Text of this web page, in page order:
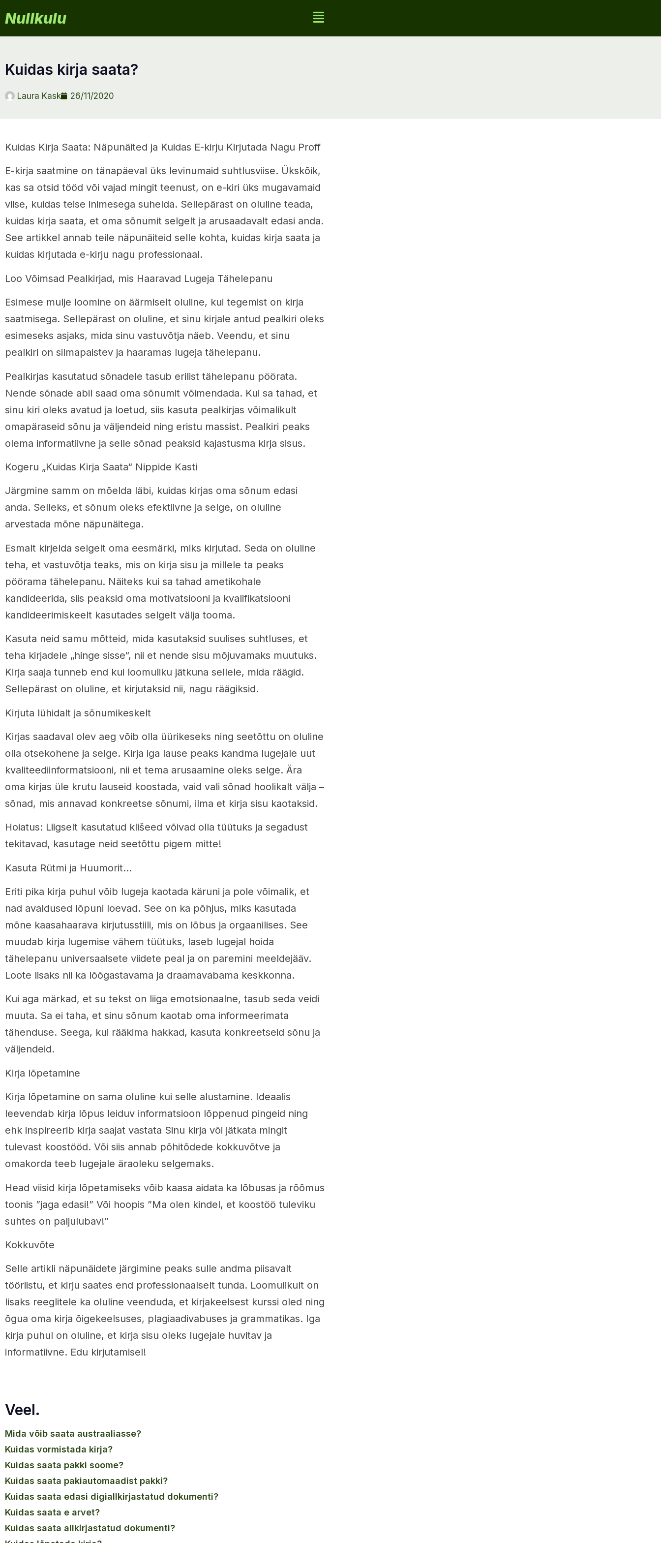
Nullkulu
kuidas kirja saata?
Laura Kask 26/11/2020
Kuidas Kirja Saata: Näpunäited ja Kuidas E-kirju Kirjutada Nagu Proff
E-kirja saatmine on tänapäeval üks levinumaid suhtlusviise. Ükskõik,
kas sa otsid tööd või vajad mingit teenust, on e-kiri üks mugavamaid
viise, kuidas teise inimesega suhelda. Sellepärast on oluline teada,
kuidas kirja saata, et oma sõnumit selgelt ja arusaadavalt edasi anda.
See artikkel annab teile näpunäiteid selle kohta, kuidas kirja saata ja
kuidas kirjutada e-kirju nagu professionaal.
Loo Võimsad Pealkirjad, mis Haaravad Lugeja Tähelepanu
Esimese mulje loomine on äärmiselt oluline, kui tegemist on kirja
saatmisega. Sellepärast on oluline, et sinu kirjale antud pealkiri oleks
esimeseks asjaks, mida sinu vastuvõtja näeb. Veendu, et sinu
pealkiri on silmapaistev ja haaramas lugeja tähelepanu.
Pealkirjas kasutatud sõnadele tasub erilist tähelepanu pöörata.
Nende sõnade abil saad oma sõnumit võimendada. Kui sa tahad, et
sinu kiri oleks avatud ja loetud, siis kasuta pealkirjas võimalikult
omapäraseid sõnu ja väljendeid ning eristu massist. Pealkiri peaks
olema informatiivne ja selle sõnad peaksid kajastusma kirja sisus.
Kogeru „Kuidas Kirja Saata“ Nippide Kasti
Järgmine samm on mõelda läbi, kuidas kirjas oma sõnum edasi
anda. Selleks, et sõnum oleks efektiivne ja selge, on oluline
arvestada mõne näpunäitega.
Esmalt kirjelda selgelt oma eesmärki, miks kirjutad. Seda on oluline
teha, et vastuvõtja teaks, mis on kirja sisu ja millele ta peaks
pöörama tähelepanu. Näiteks kui sa tahad ametikohale
kandideerida, siis peaksid oma motivatsiooni ja kvalifikatsiooni
kandideerimiskeelt kasutades selgelt välja tooma.
Kasuta neid samu mõtteid, mida kasutaksid suulises suhtluses, et
teha kirjadele „hinge sisse“, nii et nende sisu mõjuvamaks muutuks.
Kirja saaja tunneb end kui loomuliku jätkuna sellele, mida räägid.
Sellepärast on oluline, et kirjutaksid nii, nagu räägiksid.
Kirjuta lühidalt ja sõnumikeskelt
Kirjas saadaval olev aeg võib olla üürikeseks ning seetõttu on oluline
olla otsekohene ja selge. Kirja iga lause peaks kandma lugejale uut
kvaliteediinformatsiooni, nii et tema arusaamine oleks selge. Ära
oma kirjas üle krutu lauseid koostada, vaid vali sõnad hoolikalt välja –
sõnad, mis annavad konkreetse sõnumi, ilma et kirja sisu kaotaksid.
Hoiatus: Liigselt kasutatud klišeed võivad olla tüütuks ja segadust
tekitavad, kasutage neid seetõttu pigem mitte!
Kasuta Rütmi ja Huumorit…
Eriti pika kirja puhul võib lugeja kaotada käruni ja pole võimalik, et
nad avaldused lõpuni loevad. See on ka põhjus, miks kasutada
mõne kaasahaarava kirjutusstiili, mis on lõbus ja orgaanilises. See
muudab kirja lugemise vähem tüütuks, laseb lugejal hoida
tähelepanu universaalsete viidete peal ja on paremini meeldejääv.
Loote lisaks nii ka lõõgastavama ja draamavabama keskkonna.
Kui aga märkad, et su tekst on liiga emotsionaalne, tasub seda veidi
muuta. Sa ei taha, et sinu sõnum kaotab oma informeerimata
tähenduse. Seega, kui rääkima hakkad, kasuta konkreetseid sõnu ja
väljendeid.
Kirja lõpetamine
Kirja lõpetamine on sama oluline kui selle alustamine. Ideaalis
leevendab kirja lõpus leiduv informatsioon lõppenud pingeid ning
ehk inspireerib kirja saajat vastata Sinu kirja või jätkata mingit
tulevast koostööd. Või siis annab põhitõdede kokkuvõtve ja
omakorda teeb lugejale äraoleku selgemaks.
Head viisid kirja lõpetamiseks võib kaasa aidata ka lõbusas ja rõõmus
toonis ”jaga edasi!” Või hoopis ”Ma olen kindel, et koostöö tuleviku
suhtes on paljulubav!”
Kokkuvõte
Selle artikli näpunäidete järgimine peaks sulle andma piisavalt
tööriistu, et kirju saates end professionaalselt tunda. Loomulikult on
lisaks reeglitele ka oluline veenduda, et kirjakeelsest kurssi oled ning
õgua oma kirja õigekeelsuses, plagiaadivabuses ja grammatikas. Iga
kirja puhul on oluline, et kirja sisu oleks lugejale huvitav ja
informatiivne. Edu kirjutamisel!
Veel.
mida võib saata austraaliasse?
kuidas vormistada kirja?
kuidas saata pakki soome?
kuidas saata pakiautomaadist pakki?
kuidas saata edasi digiallkirjastatud dokumenti?
kuidas saata e arvet?
kuidas saata allkirjastatud dokumenti?